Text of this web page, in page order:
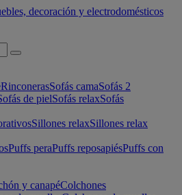
RinconerasSofás camaSofás 2
de pielSofás relaxSofás
Sillones relaxSillones relax
Puffs peraPuffs reposapiésPuffs con
y canapéColchones